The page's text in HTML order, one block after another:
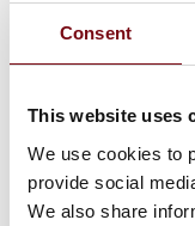
Consent
This website uses
We use cookies to
provide social
We also share
3. september 2024
Vandtætte